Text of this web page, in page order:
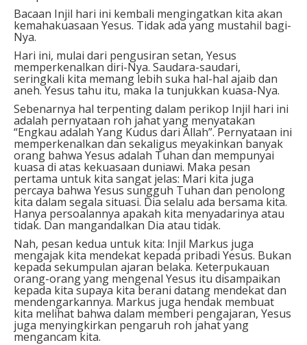
Bacaan Injil hari ini kembali mengingatkan kita akan
kemahakuasaan Yesus. Tidak ada yang mustahil bagi-
Nya.
Hari ini, mulai dari pengusiran setan, Yesus
memperkenalkan diri-Nya. Saudara-saudari,
seringkali kita memang lebih suka hal-hal ajaib dan
aneh. Yesus tahu itu, maka Ia tunjukkan kuasa-Nya.
Sebenarnya hal terpenting dalam perikop Injil hari ini
adalah pernyataan roh jahat yang menyatakan
“Engkau adalah Yang Kudus dari Allah”. Pernyataan ini
memperkenalkan dan sekaligus meyakinkan banyak
orang bahwa Yesus adalah Tuhan dan mempunyai
kuasa di atas kekuasaan duniawi. Maka pesan
pertama untuk kita sangat jelas: Mari kita juga
percaya bahwa Yesus sungguh Tuhan dan penolong
kita dalam segala situasi. Dia selalu ada bersama kita.
Hanya persoalannya apakah kita menyadarinya atau
tidak. Dan mangandalkan Dia atau tidak.
Nah, pesan kedua untuk kita: Injil Markus juga
mengajak kita mendekat kepada pribadi Yesus. Bukan
kepada sekumpulan ajaran belaka. Keterpukauan
orang-orang yang mengenal Yesus itu disampaikan
kepada kita supaya kita berani datang mendekat dan
mendengarkannya. Markus juga hendak membuat
kita melihat bahwa dalam memberi pengajaran, Yesus
juga menyingkirkan pengaruh roh jahat yang
mengancam kita.